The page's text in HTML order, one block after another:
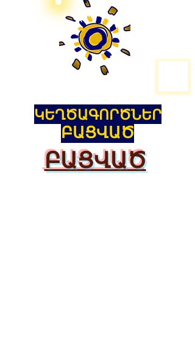
ԿԵՂԾԱԳՈՐԾՆԵՐ
ԲԱՑՎԱԾ
ԲԱՑՎԱԾ